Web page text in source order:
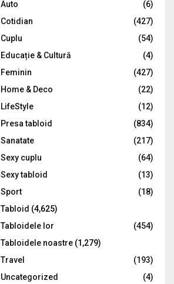
:
C
Auto
(6)
Cotidian
(427)
Cuplu
(54)
Educație & Cultură
(4)
Feminin
(427)
Home & Deco
(22)
LifeStyle
(12)
Presa tabloid
(834)
Sanatate
(217)
Sexy cuplu
(64)
Sexy tabloid
(13)
Sport
(18)
Tabloid (4,625)
Tabloidele lor
(454)
Tabloidele noastre (1,279)
Travel
(193)
Uncategorized
(4)